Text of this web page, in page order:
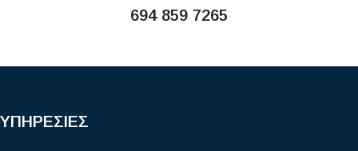
694 859 7265
ΥΠΗΡΕΣΙΕΣ